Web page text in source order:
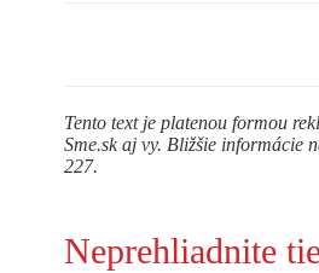
Tento text je platenou formou
Sme.sk aj vy. Bližšie informácie
227.
Neprehliadnite